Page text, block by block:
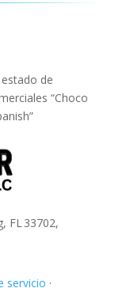
de
“Choco
FL 33702,
servicio ·